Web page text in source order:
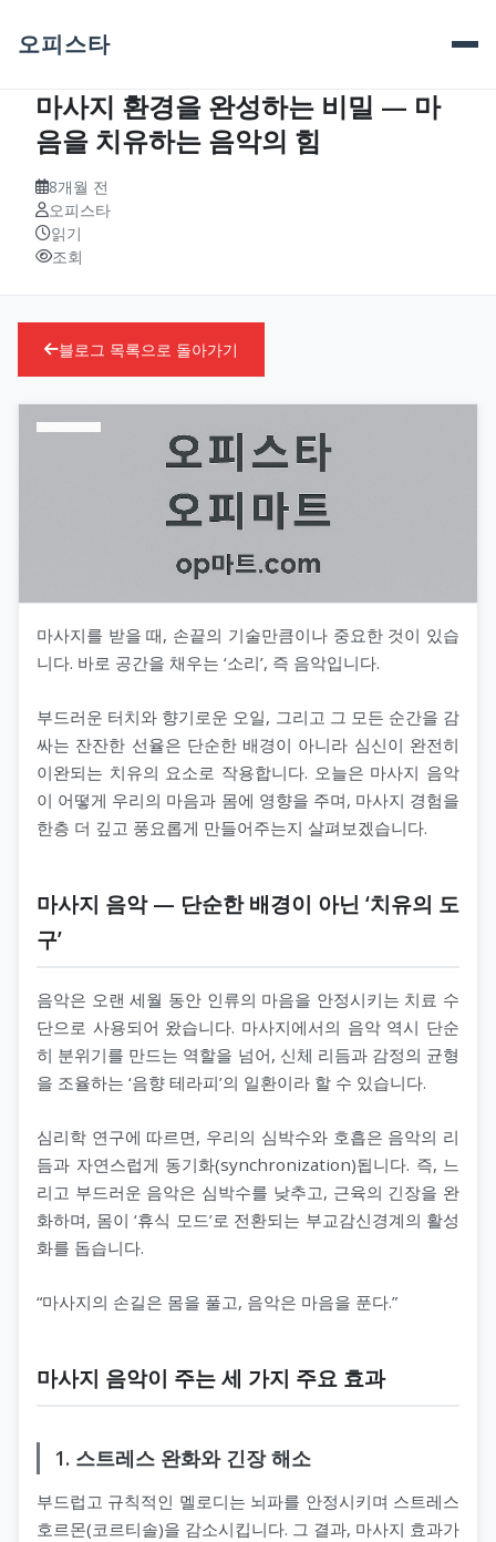
오피스타
마사지 환경을 완성하는 비밀 — 마
음을 치유하는 음악의 힘
8개월 전
오피스타
읽기
조회
블로그 목록으로 돌아가기
마사지를 받을 때, 손끝의 기술만큼이나 중요한 것이 있습
니다. 바로 공간을 채우는 ‘소리’, 즉 음악입니다.
부드러운 터치와 향기로운 오일, 그리고 그 모든 순간을 감
싸는 잔잔한 선율은 단순한 배경이 아니라 심신이 완전히
이완되는 치유의 요소로 작용합니다. 오늘은 마사지 음악
이 어떻게 우리의 마음과 몸에 영향을 주며, 마사지 경험을
한층 더 깊고 풍요롭게 만들어주는지 살펴보겠습니다.
마사지 음악 — 단순한 배경이 아닌 ‘치유의 도
구’
음악은 오랜 세월 동안 인류의 마음을 안정시키는 치료 수
단으로 사용되어 왔습니다. 마사지에서의 음악 역시 단순
히 분위기를 만드는 역할을 넘어, 신체 리듬과 감정의 균형
을 조율하는 ‘음향 테라피’의 일환이라 할 수 있습니다.
심리학 연구에 따르면, 우리의 심박수와 호흡은 음악의 리
듬과 자연스럽게 동기화(synchronization)됩니다. 즉, 느
리고 부드러운 음악은 심박수를 낮추고, 근육의 긴장을 완
화하며, 몸이 ‘휴식 모드’로 전환되는 부교감신경계의 활성
화를 돕습니다.
“마사지의 손길은 몸을 풀고, 음악은 마음을 푼다.”
마사지 음악이 주는 세 가지 주요 효과
1. 스트레스 완화와 긴장 해소
부드럽고 규칙적인 멜로디는 뇌파를 안정시키며 스트레스
호르몬(코르티솔)을 감소시킵니다. 그 결과, 마사지 효과가